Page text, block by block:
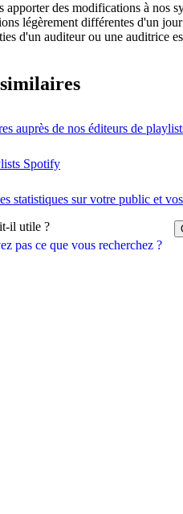
pas ce que vous recherchez ?
apporter des modifications à nos
légèrement différentes d'un
d'un auditeur ou une auditrice
auprès de nos éditeurs de
Spotify
statistiques sur votre public et
il utile ?